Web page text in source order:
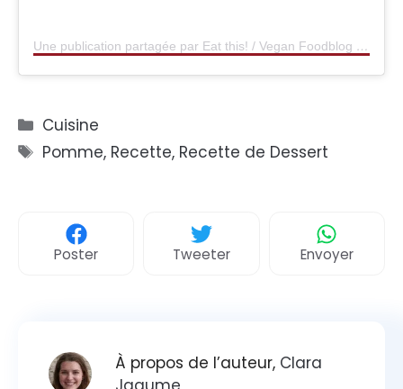
Une publication partagée par Eat this! / Vegan Foodblog (@eatthisorg)
Catégories
Cuisine
Étiquettes
Pomme, Recette, Recette de Dessert
Poster Tweeter Envoyer
À propos de l’auteur, Clara